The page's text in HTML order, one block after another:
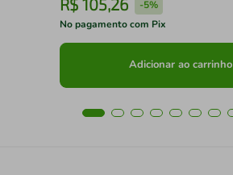
R$ 105,26 -5%
No pagamento com Pix
Adicionar ao carrinho